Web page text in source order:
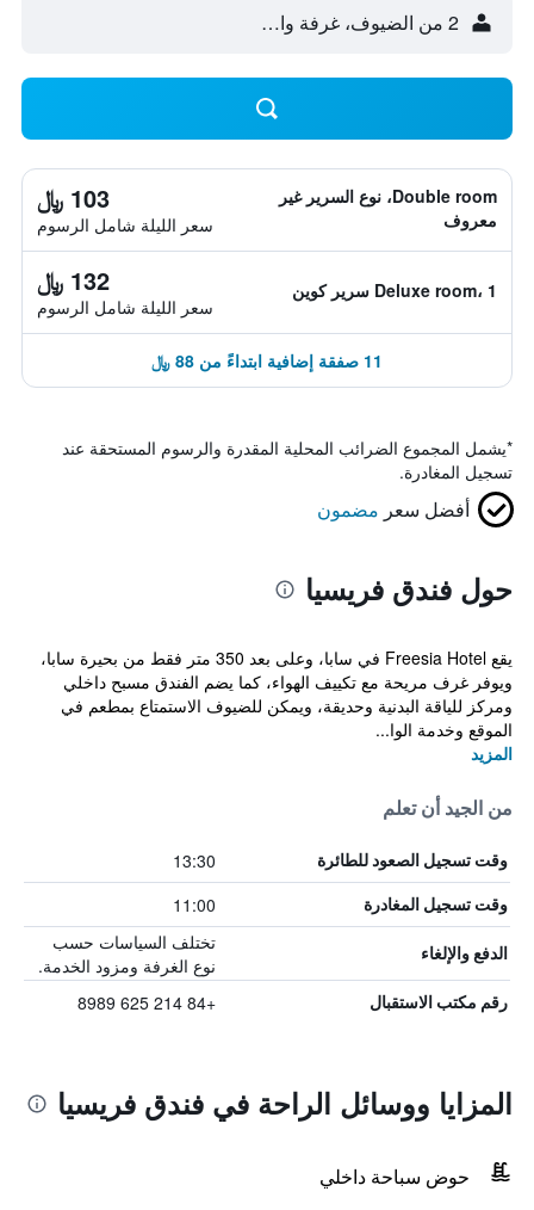
2 من الضيوف، غرفة واحدة
Double room، نوع السرير غير
معروف
103 ﷼
سعر الليلة شامل الرسوم
Deluxe room، 1 سرير كوين 132 ﷼
سعر الليلة شامل الرسوم
11 صفقة إضافية ابتداءً من 88 ﷼
*يشمل المجموع الضرائب المحلية المقدرة والرسوم المستحقة عند
تسجيل المغادرة.
أفضل سعر مضمون
حول فندق فريسيا
يقع Freesia Hotel في سابا، وعلى بعد 350 متر فقط من بحيرة سابا،
ويوفر غرف مريحة مع تكييف الهواء، كما يضم الفندق مسبح داخلي
ومركز للياقة البدنية وحديقة، ويمكن للضيوف الاستمتاع بمطعم في
الموقع وخدمة الوا...
المزيد
من الجيد أن تعلم
وقت تسجيل الصعود للطائرة 13:30
وقت تسجيل المغادرة 11:00
الدفع والإلغاء
تختلف السياسات حسب
نوع الغرفة ومزود الخدمة.
رقم مكتب الاستقبال +84 214 625 8989
المزايا ووسائل الراحة في فندق فريسيا
حوض سباحة داخلي